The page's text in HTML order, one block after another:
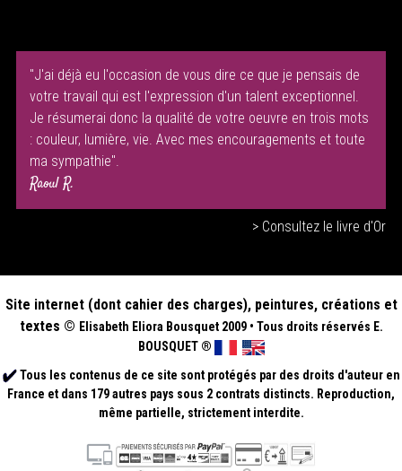
"J'ai déjà eu l'occasion de vous dire ce que je pensais de
votre travail qui est l'expression d'un talent exceptionnel.
Je résumerai donc la qualité de votre oeuvre en trois mots
: couleur, lumière, vie. Avec mes encouragements et toute
ma sympathie".
Raoul R.
> Consultez le livre d'Or
Site internet (dont cahier des charges), peintures, créations et
textes © Elisabeth Eliora Bousquet 2009 • Tous droits réservés E.
BOUSQUET ®
Tous les contenus de ce site sont protégés par des droits d'auteur en
France et dans 179 autres pays sous 2 contrats distincts. Reproduction,
même partielle, strictement interdite.